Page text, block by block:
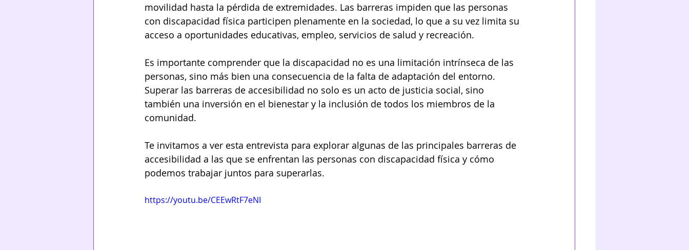
movilidad hasta la pérdida de extremidades. Las barreras impiden que las personas
con discapacidad física participen plenamente en la sociedad, lo que a su vez limita su
acceso a oportunidades educativas, empleo, servicios de salud y recreación.
Es importante comprender que la discapacidad no es una limitación intrínseca de las
personas, sino más bien una consecuencia de la falta de adaptación del entorno.
Superar las barreras de accesibilidad no solo es un acto de justicia social, sino
también una inversión en el bienestar y la inclusión de todos los miembros de la
comunidad.
Te invitamos a ver esta entrevista para explorar algunas de las principales barreras de
accesibilidad a las que se enfrentan las personas con discapacidad física y cómo
podemos trabajar juntos para superarlas.
https://youtu.be/CEEwRtF7eNI